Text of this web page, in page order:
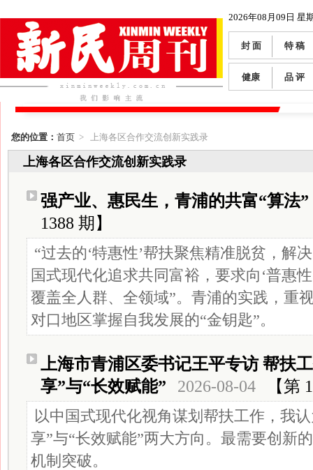
2026年08月09日 星
封 面 特 稿
健康 品 评
您的位置： 首页 > 上海各区合作交流创新实践录
上海各区合作交流创新实践录
强产业、惠民生，青浦的共富“算法”
1388 期】
“过去的‘特惠性’帮扶聚焦精准脱贫，解
国式现代化追求共同富裕，要求向‘普惠
覆盖全人群、全领域”。青浦的实践，重
对口地区掌握自我发展的“金钥匙”。
上海市青浦区委书记王平专访 帮扶
享”与“长效赋能”
2026-08-04 【第
以中国式现代化视角谋划帮扶工作，我
享”与“长效赋能”两大方向。最需要创新
机制突破。